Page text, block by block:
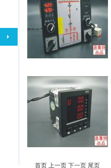
首页 上一页 下一页 尾页